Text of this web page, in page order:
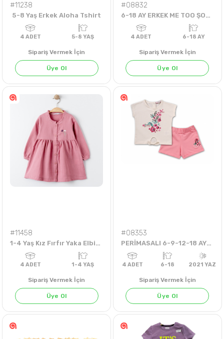
#11238
5-8 Yaş Erkek Aloha Tshirt
4ADET 5-8 YAŞ
Sipariş Vermek İçin
Üye Ol
#08832
6-18 AY ERKEK ME TOO ŞORTLU TAKIM
4ADET
Sipariş Vermek İçin
Üye Ol
#11458
1-4 Yaş Kız Fırfır Yaka Elbise
Sipariş Vermek İçin
Üye Ol
#08353
PERİMASALI 6-9-12-18 AYLIK ÇİÇEKLER ŞORTLU TKM
Sipariş Vermek İçin
Üye Ol